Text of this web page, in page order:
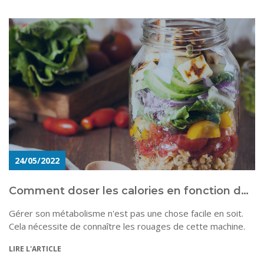
24/05/2022
Comment doser les calories en fonction de son métabolisme ?
Gérer son métabolisme n'est pas une chose facile en soit.
Cela nécessite de connaître les rouages de cette machine.
LIRE L'ARTICLE